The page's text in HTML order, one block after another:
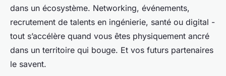
dans un écosystème. Networking, événements,
recrutement de talents en ingénierie, santé ou digital -
tout s’accélère quand vous êtes physiquement ancré
dans un territoire qui bouge. Et vos futurs partenaires
le savent.